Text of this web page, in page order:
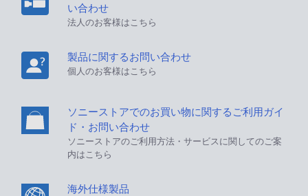
い合わせ
法人のお客様はこちら
製品に関するお問い合わせ
個人のお客様はこちら
ソニーストアでのお買い物に関するご利用ガイ
ド・お問い合わせ
ソニーストアのご利用方法・サービスに関してのご案
内はこちら
海外仕様製品